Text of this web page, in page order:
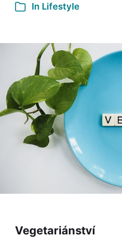
In Lifestyle
Vegetariánství